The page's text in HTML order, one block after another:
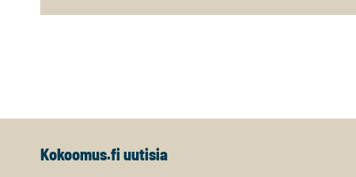
Kokoomus.fi uutisia